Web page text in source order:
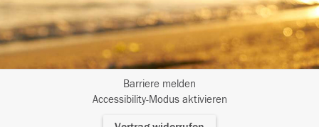
Barriere melden
Accessibility-Modus aktivieren